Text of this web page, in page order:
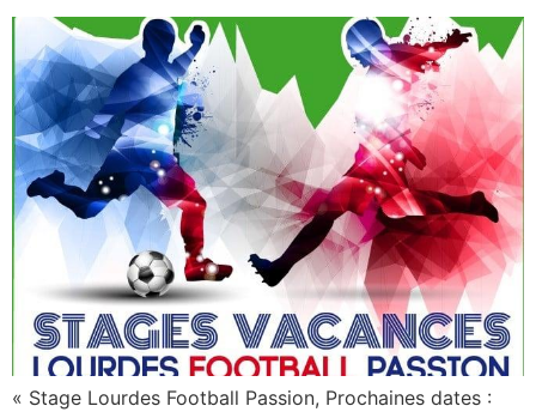
« Stage Lourdes Football Passion, Prochaines dates :